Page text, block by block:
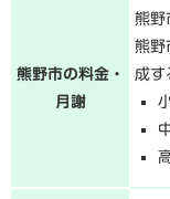
熊野市の料金・
月謝
熊野
熊野
成す